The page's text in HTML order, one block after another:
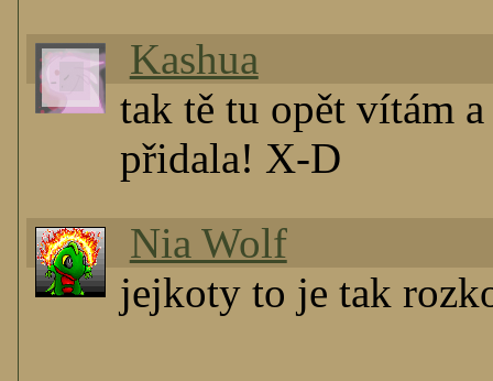
Kashua
tak tě tu opět vítám
přidala! X-D
Nia Wolf
jejkoty to je tak